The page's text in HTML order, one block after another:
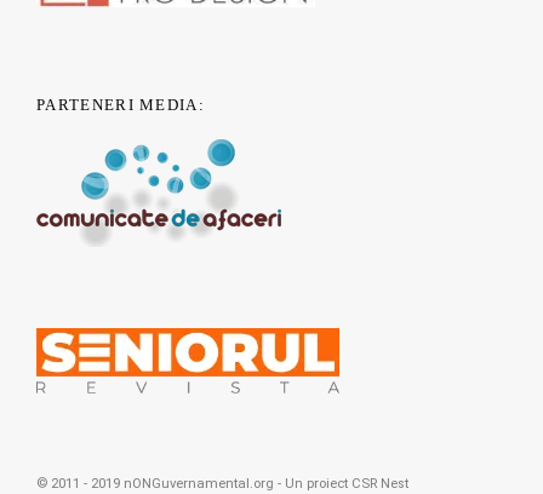
PARTENERI MEDIA:
© 2011 - 2019 nONGuvernamental.org - Un proiect CSR Nest